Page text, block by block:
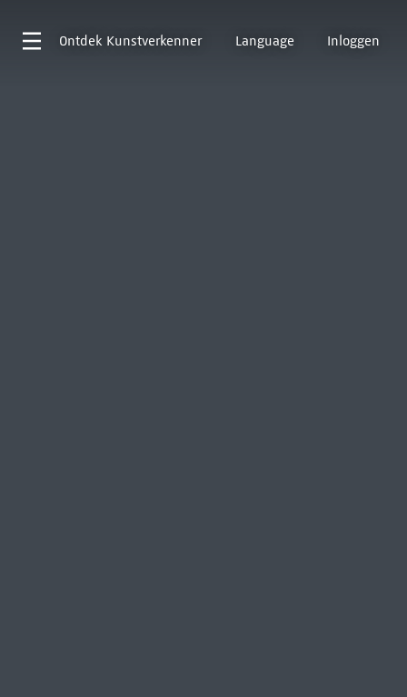
Ontdek Kunstverkenner Language Inloggen